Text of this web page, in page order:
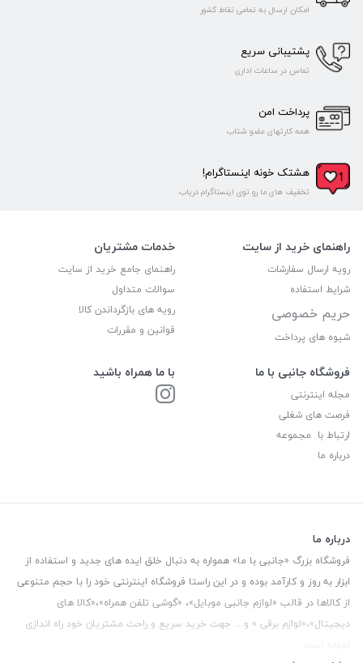
امکان ارسال به تمامی نقاط کشور
پشتیبانی سریع
تماس در ساعات اداری
پرداخت امن
همه کارتهای عضو شتاب
هشتک خونه اینستاگرام!
تخفیف های ما رو توی اینستاگرام دریاب
راهنمای خرید از سایت
رویه ارسال سفارشات
شرایط استفاده
حریم خصوصی
شیوه های پرداخت
خدمات مشتریان
راهنمای جامع خرید از سایت
سوالات متداول
رویه های بازگرداندن کالا
قوانین و مقررات
فروشگاه جانبی با ما
مجله اینترنتی
فرصت های شغلی
ارتباط با مجموعه
درباره ما
با ما همراه باشید
درباره ما
فروشگاه بزرگ «جانبی با ما» همواره به دنبال خلق ایده های جدید و استفاده از
ابزار به روز و کارآمد بوده و در این راستا فروشگاه اینترنتی خود را با حجم متنوعی
از کالاها در قالب «لوازم جانبی موبایل»، «گوشی تلفن همراه»،«کالا های
دیجیتال»،«لوازم برقی » و… جهت خرید سریع و راحت مشتریان خود راه اندازی